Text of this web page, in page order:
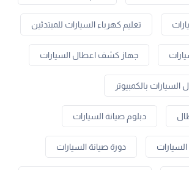
تعليم كهرباء السيارات للمبتدئين
جهاز كشف اعطال السيارات
بالكمبيوتر
دبلوم صيانة السيارات
دورة صيانة السيارات